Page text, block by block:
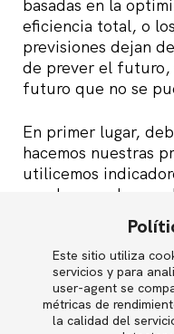
English
Política de privacidad
basadas en la
eficiencia total, o
previsiones dejan
de prever el futuro,
futuro que no se
En primer lugar,
hacemos nuestras
utilicemos
que ha pasado, en
que está pasando,
otros que nos
pasar más
dejarnos llevar por
olvidarnos que los
verdaderas
Este sitio utiliza
servicios y para
user-agent se
métricas de
la calidad del